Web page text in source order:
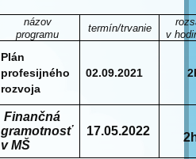
názov
programu
termín/trvanie
v
Plán
profesijného
rozvoja
02.09.2021
Finančná
gramotnosť
v MŠ
17.05.2022